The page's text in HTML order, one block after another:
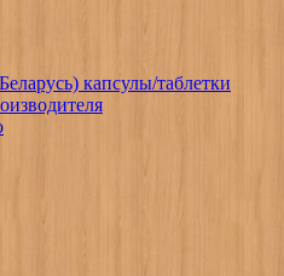
капсулы/таблетки